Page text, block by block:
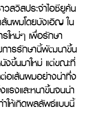
สวิสประจำไอซียูค้น
นผมโดยบังเอิญ ใน
ใหม่ๆ เพื่อรักษา
การรักษานี้พัฒนาขึ้น
งขึ้นมาใหม่ แต่ขณะที่
อเส้นผมอย่างน่าทึ่ง
รงและหนาขึ้นจนน่า
ให้เกิดผลลัพธ์แบบนี้